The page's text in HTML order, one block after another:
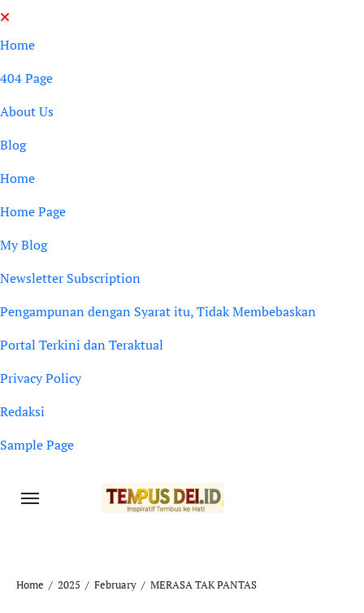
Skip
to
Home
404 Page
About Us
Blog
Home
Home Page
My Blog
Newsletter Subscription
Pengampunan dengan Syarat itu, Tidak Membebaskan
Portal Terkini dan Teraktual
Privacy Policy
Redaksi
Sample Page
Home 2025 February MERASA TAK PANTAS